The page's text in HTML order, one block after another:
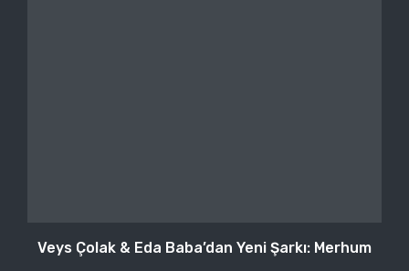
Veys Çolak & Eda Baba’dan Yeni Şarkı: Merhum